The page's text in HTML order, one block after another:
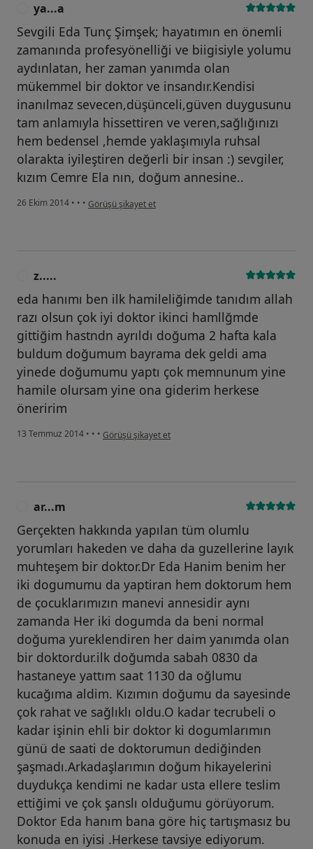
ya...a
Sevgili Eda Tunç Şimşek; hayatımın en önemli
zamanında profesyönelliği ve biigisiyle yolumu
aydınlatan, her zaman yanımda olan
mükemmel bir doktor ve insandır.Kendisi
inanılmaz sevecen,düşünceli,güven duygusunu
tam anlamıyla hissettiren ve veren,sağlığınızı
hem bedensel ,hemde yaklaşımıyla ruhsal
olarakta iyileştiren değerli bir insan :) sevgiler,
kızım Cemre Ela nın, doğum annesine..
26 Ekim 2014 • • • kullanıcının görüşüne göre ya...a
Görüşü şikayet et
z.....
eda hanımı ben ilk hamileliğimde tanıdım allah
razı olsun çok iyi doktor ikinci hamllğmde
gittiğim hastndn ayrıldı doğuma 2 hafta kala
buldum doğumum bayrama dek geldi ama
yinede doğumumu yaptı çok memnunum yine
hamile olursam yine ona giderim herkese
öneririm
13 Temmuz 2014 • • • kullanıcının görüşüne göre z.....
Görüşü şikayet et
ar...m
Gerçekten hakkında yapılan tüm olumlu
yorumları hakeden ve daha da guzellerine layık
muhteşem bir doktor.Dr Eda Hanim benim her
iki dogumumu da yaptiran hem doktorum hem
de çocuklarımızın manevi annesidir aynı
zamanda Her iki dogumda da beni normal
doğuma yureklendiren her daim yanımda olan
bir doktordur.ilk doğumda sabah 0830 da
hastaneye yattım saat 1130 da oğlumu
kucağıma aldim. Kızımın doğumu da sayesinde
çok rahat ve sağlıklı oldu.O kadar tecrubeli o
kadar işinin ehli bir doktor ki dogumlarımın
günü de saati de doktorumun dediğinden
şaşmadı.Arkadaşlarımın doğum hikayelerini
duydukça kendimi ne kadar usta ellere teslim
ettiğimi ve çok şanslı olduğumu görüyorum.
Doktor Eda hanım bana göre hiç tartışmasız bu
konuda en iyisi .Herkese tavsiye ediyorum.